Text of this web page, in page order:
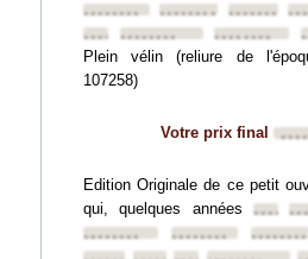
••••••••
•••••••• ••••••••
•••••••••••••••• ••••••••
Plein vélin (reliure de
107258)
Votre prix final
Edition Originale de ce petit
qui, quelques années
••••••••
•••••••• ••••••••